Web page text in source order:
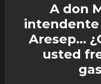
A don
intendente
Aresep…
usted